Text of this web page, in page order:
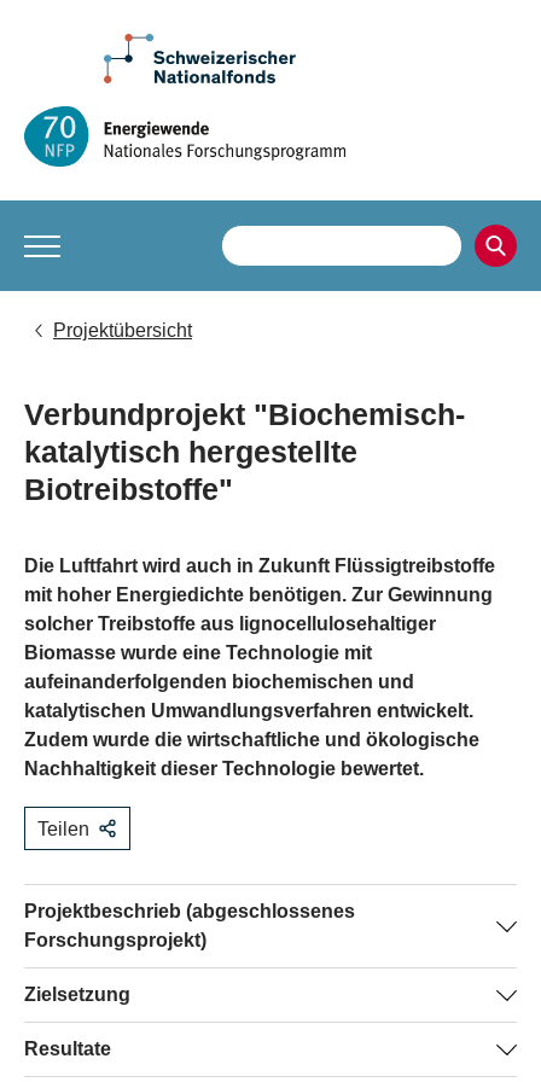
Projektübersicht
Verbundprojekt "Biochemisch-
katalytisch hergestellte
Biotreibstoffe"
Die Luftfahrt wird auch in Zukunft Flüssigtreibstoffe
mit hoher Energiedichte benötigen. Zur Gewinnung
solcher Treibstoffe aus lignocellulosehaltiger
Biomasse wurde eine Technologie mit
aufeinanderfolgenden biochemischen und
katalytischen Umwandlungsverfahren entwickelt.
Zudem wurde die wirtschaftliche und ökologische
Nachhaltigkeit dieser Technologie bewertet.
Teilen
Projektbeschrieb (abgeschlossenes
Forschungsprojekt)
Die Verwendung von fossilen Treibstoffen als
Energiequelle ist aufgrund des abgegebenen CO2 aus
ökologischen Gründen immer weniger vertretbar. Zwar
Zielsetzung
Untersuchung der Kombination von biologischen und
katalytischen Umwandlungsprozessen zur Erweiterung
Resultate